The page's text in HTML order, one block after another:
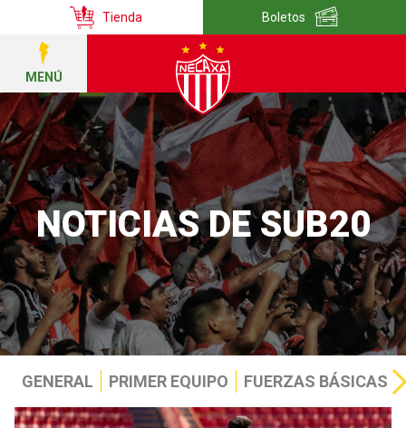
Tienda Boletos
MENÚ
NOTICIAS DE SUB20
GENERAL PRIMER EQUIPO FUERZAS BÁSICAS